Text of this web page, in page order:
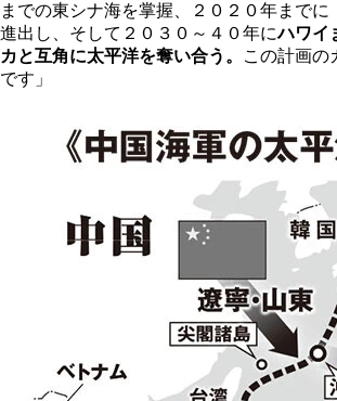
までの東シナ海を掌握、２０２０年までに
進出し、そして２０３０～４０年にハワイ
カと互角に太平洋を奪い合う。
この計画の
です」